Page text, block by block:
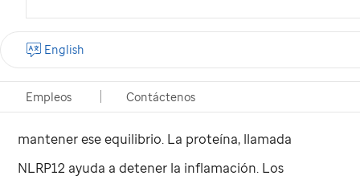
Empleos Contáctenos
English
enfermedades e incluso a la muerte.
Los científicos deSt. JudeChildren’s Research
Hospital encontraron una proteína que ayuda a
mantener ese equilibrio. La proteína, llamada
NLRP12 ayuda a detener la inflamación. Los